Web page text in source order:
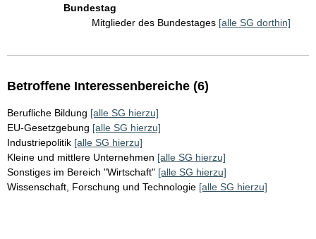
Bundestag
Mitglieder des Bundestages [alle SG dorthin]
Betroffene Interessenbereiche (6)
Berufliche Bildung [alle SG hierzu]
EU-Gesetzgebung [alle SG hierzu]
Industriepolitik [alle SG hierzu]
Kleine und mittlere Unternehmen [alle SG hierzu]
Sonstiges im Bereich "Wirtschaft" [alle SG hierzu]
Wissenschaft, Forschung und Technologie [alle SG hierzu]